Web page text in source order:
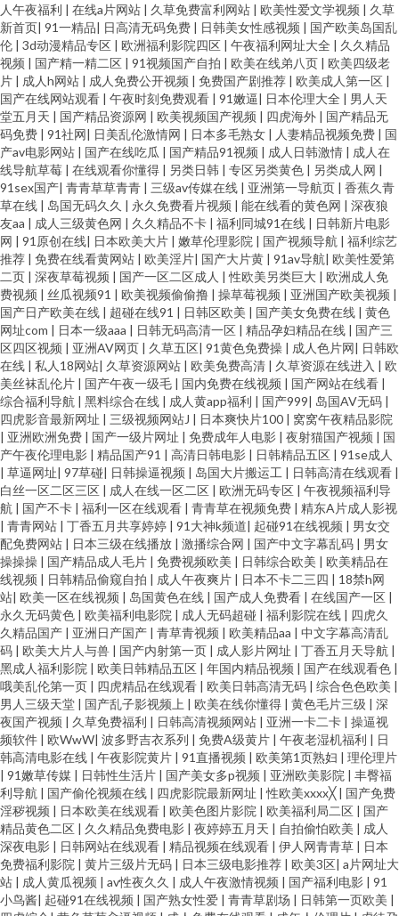
人午夜福利 | 在线a片网站 | 久草免费富利网站 | 欧美性爱文学视频 | 久草
新首页| 91一精品| 日高清无码免费 | 日韩美女性感视频 | 国产欧美岛国乱
伦 | 3d动漫精品专区 | 欧洲福利影院四区 | 午夜福利网址大全 | 久久精品
视频 | 国产精一精二区 | 91视频国产自拍 | 欧美在线弟八页 | 欧美四级老
片 | 成人h网站 | 成人免费公开视频 | 免费国产剧推荐 | 欧美成人第一区 |
国产在线网站观看 | 午夜时刻免费观看 | 91嫩逼| 日本伦理大全 | 男人天
堂五月天 | 国产精品资源网 | 欧美视频国产视频 | 四虎海外 | 国产精品无
码免费 | 91社网| 日美乱伦激情网 | 日本多毛熟女 | 人妻精品视频免费 | 国
产av电影网站 | 国产在线吃瓜 | 国产精品91视频 | 成人日韩激情 | 成人在
线导航草莓 | 在线观看你懂得 | 另类日韩 | 专区另类黄色 | 另类成人网 |
91sex国产| 青青草草青青 | 三级av传媒在线 | 亚洲第一导航页 | 香蕉久青
草在线 | 岛国无码久久 | 永久免费看片视频 | 能在线看的黄色网 | 深夜狼
友aa | 成人三级黄色网 | 久久精品不卡 | 福利同城91在线 | 日韩新片电影
网 | 91原创在线| 日本欧美大片 | 嫩草伦理影院 | 国产视频导航 | 福利综艺
推荐 | 免费在线看黄网站 | 欧美淫片| 国产大片黄 | 91av导航| 欧美性爱第
二页 | 深夜草莓视频 | 国产一区二区成人 |性欧美另类巨大 | 欧洲成人免
费视频 | 丝瓜视频91 | 欧美视频偷偷撸 | 操草莓视频 | 亚洲国产欧美视频 |
国产日产欧美在线 | 超碰在线91 | 日韩区欧美 | 国产美女免费在线 | 黄色
网址com | 日本一级aaa | 日韩无码高清一区 | 精品孕妇精品在线 | 国产三
区四区视频 | 亚洲AV网页 | 久草五区| 91黄色免费操 | 成人色片网| 日韩欧
在线 | 私人18网站| 久草资源网站 | 欧美免费高清 | 久草资源在线进入 | 欧
美丝袜乱伦片 | 国产午夜一级毛 | 国内免费在线视频 | 国产网站在线看 |
综合福利导航 | 黑料综合在线 | 成人黄app福利 | 国产999| 岛国AV无码 |
四虎影音最新网址 | 三级视频网站J | 日本爽快片100 | 窝窝午夜精品影院
| 亚洲欧洲免费 | 国产一级片网址 | 免费成年人电影 | 夜射猫国产视频 | 国
产午夜伦理电影 | 精品国产91 | 高清日韩电影 | 日韩精品五区 | 91se成人
| 草逼网址| 97草碰| 日韩操逼视频 | 岛国大片搬运工 | 日韩高清在线观看 |
白丝一区二区三区 | 成人在线一区二区 | 欧洲无码专区 | 午夜视频福利导
航 | 国产不卡 | 福利一区在线观看 | 青青草在视频免费 | 精东A片成人影视
| 青青网站 | 丁香五月共享婷婷 | 91大神k频道| 起碰91在线视频 | 男女交
配免费网站 | 日本三级在线播放 | 激播综合网 | 国产中文字幕乱码 | 男女
操操操 | 国产精品成人毛片 | 免费视频欧美 | 日韩综合欧美 | 欧美精品在
线视频 | 日韩精品偷窥自拍 | 成人午夜爽片 | 日本不卡二三四 | 18禁h网
站| 欧美一区在线视频 | 岛国黄色在线 | 国产成人免费看 | 在线国产一区 |
永久无码黄色 | 欧美福利电影院 | 成人无码超碰 | 福利影院在线 | 四虎久
久精品国产 | 亚洲日产国产 | 青草青视频 | 欧美精品aa | 中文字幕高清乱
码 | 欧美大片人与兽 | 国产内射第一页 | 成人影片网址 | 丁香五月天导航 |
黑成人福利影院 | 欧美日韩精品五区 | 年国内精品视频 | 国产在线观看色 |
哦美乱伦第一页 | 四虎精品在线观看 | 欧美日韩高清无码 | 综合色色欧美 |
男人三级天堂 | 国产乱子影视频上 | 欧美在线你懂得 | 黄色毛片三级 | 深
夜国产视频 | 久草免费福利 | 日韩高清视频网站 | 亚洲一卡二卡 | 操逼视
频软件 | 欧WwW| 波多野吉衣系列 | 免费A级黄片 | 午夜老湿机福利 | 日
韩高清电影在线 | 午夜影院黄片 | 91直播视频 | 欧美第1页熟妇 | 理伦理片
| 91嫩草传媒 | 日韩性生活片 | 国产美女多p视频 | 亚洲欧美影院 | 丰臀福
利导航 | 国产偷伦视频在线 | 四虎影院最新网址 |性欧美xxxx╳| 国产免费
淫秽视频 | 日本欧美在线观看 | 欧美色图片影院 | 欧美福利局二区 | 国产
精品黄色二区 | 久久精品免费电影 | 夜婷婷五月天 | 自拍偷怕欧美 | 成人
深夜电影 | 日韩网站在线观看 | 精品视频在线观看 | 伊人网青青草 | 日本
免费福利影院 | 黄片三级片无码 | 日本三级电影推荐 | 欧美3区| a片网址大
站 | 成人黄瓜视频 | av性夜久久 | 成人午夜激情视频 | 国产福利电影 | 91
小鸟酱| 起碰91在线视频 | 国产熟女性爱 | 青青草剧场 | 日韩第一页欧美 |